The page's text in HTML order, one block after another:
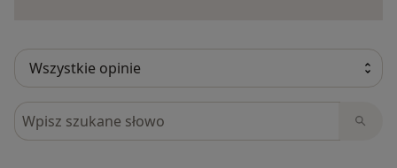
Szukaj w opiniach